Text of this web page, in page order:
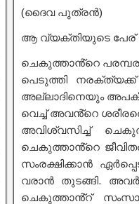
(ദൈവ പുത്രൻ)
ആ വ്യക്തിയുടെ പേര്
ചെകുത്താൻ്റെ
പെടുത്തി
അല്ലാദിനെയും
വെച്ച് അവൻ്റെ
അവിശ്വസിച്ച്
ചെകുത്താൻ്റെ
സംരക്ഷിക്കാൻ
വരാൻ തുടങ്ങി.
ചെകുത്താൻ്റ്